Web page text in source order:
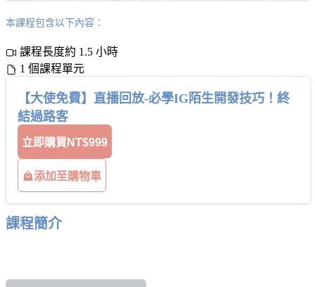
本課程包含以下內容：
課程長度約 1.5 小時
1 個課程單元
【大使免費】直播回放-必學IG陌生開發技巧！終
結過路客
立即購買 NT$999
添加至購物車
課程簡介